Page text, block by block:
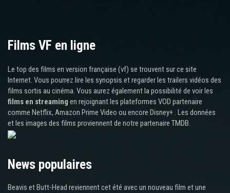
Films VF en ligne
Le top des films en version française (vf) se trouvent sur ce site
Internet. Vous pourrez lire les synopsis et regarder les trailers vidéos des
films sortis au cinéma. Vous aurez également la possibilité de voir les
films en streaming en rejoignant les plateformes VOD partenaire
comme Netflix, Amazon Prime Video ou encore Disney+ . Les données
et les images des films proviennent de notre partenaire TMDB.
News populaires
Beavis et Butt-Head reviennent cet été avec un nouveau film et une